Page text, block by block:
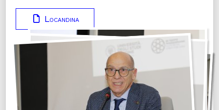
Locandina